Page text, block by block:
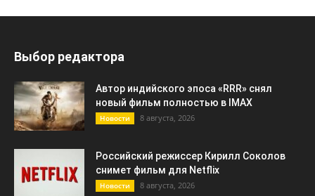
Выбор редактора
Автор индийского эпоса «RRR» снял
новый фильм полностью в IMAX
Новости 8 августа, 2026
Российский режиссер Кирилл Соколов
снимет фильм для Netflix
Новости 8 августа, 2026